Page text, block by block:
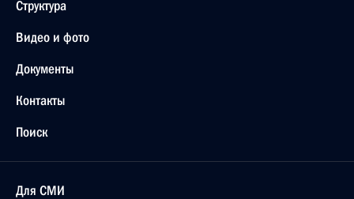
Структура
Видео и фото
Документы
Контакты
Поиск
Для СМИ